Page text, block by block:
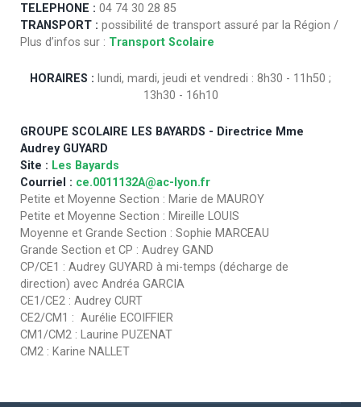
TELEPHONE : 04 74 30 28 85
TRANSPORT : possibilité de transport assuré par la Région /
Plus d’infos sur : Transport Scolaire
HORAIRES : lundi, mardi, jeudi et vendredi : 8h30 - 11h50 ;
13h30 - 16h10
GROUPE SCOLAIRE LES BAYARDS - Directrice Mme
Audrey GUYARD
Site : Les Bayards
Courriel : ce.0011132A@ac-lyon.fr
Petite et Moyenne Section : Marie de MAUROY
Petite et Moyenne Section : Mireille LOUIS
Moyenne et Grande Section : Sophie MARCEAU
Grande Section et CP : Audrey GAND
CP/CE1 : Audrey GUYARD à mi-temps (décharge de
direction) avec Andréa GARCIA
CE1/CE2 : Audrey CURT
CE2/CM1 : Aurélie ECOIFFIER
CM1/CM2 : Laurine PUZENAT
CM2 : Karine NALLET